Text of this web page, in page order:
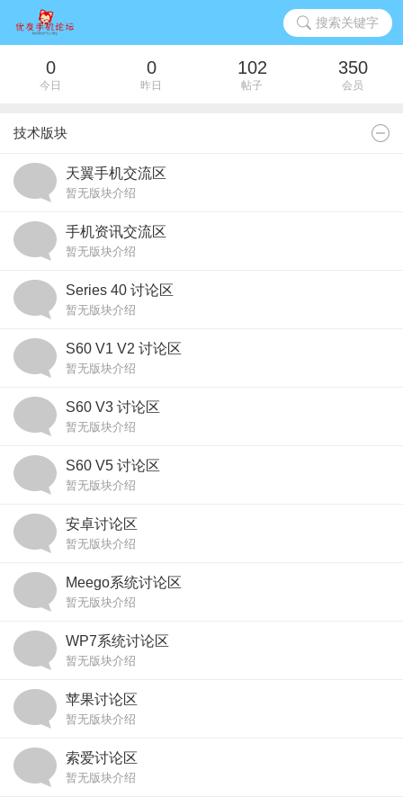
搜索关键字
0
今日
0
昨日
102
帖子
350
会员
技术版块
天翼手机交流区
暂无版块介绍
手机资讯交流区
暂无版块介绍
Series 40 讨论区
暂无版块介绍
S60 V1 V2 讨论区
暂无版块介绍
S60 V3 讨论区
暂无版块介绍
S60 V5 讨论区
暂无版块介绍
安卓讨论区
暂无版块介绍
Meego系统讨论区
暂无版块介绍
WP7系统讨论区
暂无版块介绍
苹果讨论区
暂无版块介绍
索爱讨论区
暂无版块介绍